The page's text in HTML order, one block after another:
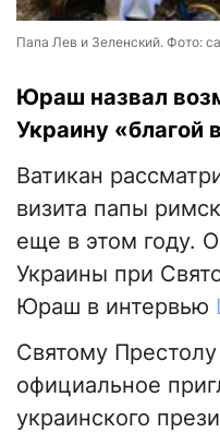
Папа Лев и Зеленский. Фото:
Юраш назвал
Украину «благой
Ватикан
визита папы
еще в этом году.
Украины при
Юраш в интервью
Святому
официальное
украинского